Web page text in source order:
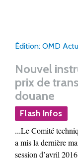
Édition: OMD
Nouvel
prix de
douane
Flash Infos
...Le Comité
a mis la dernière
session d’avril